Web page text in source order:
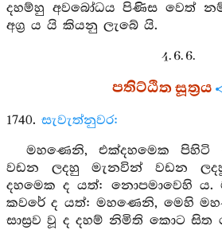
දහම්හු අවබෝධය පිණිස වෙත්
අග්‍ර ය යි කියනු ලැබේ යි.
4. 6. 6.
පතිට්ඨිත සූත්‍රය
1740. සැවැත්නුවර:
මහණෙනි, එක්දහමෙක පිහිටි
වඩන ලදහු මැනවින් වඩන
දහමෙක ද යත්: නොපමාවෙහි
කවරේ ද යත්: මහණෙනි, මෙහි
සාස්‍රව වූ ද දහම් නිමිති කොට සිත